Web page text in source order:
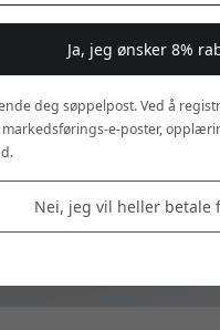
Ja, jeg ønsker 8%
deg søppelpost. Ved å
e-poster,
Nei, jeg vil heller betale